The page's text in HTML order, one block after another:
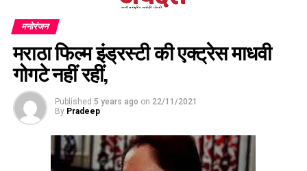
मनोरंजन
मराठा फिल्‍म इंड्रस्‍टी की एक्‍ट्रेस माधवी
गोगटे नहीं रहीं,
Published 5 years ago on 22/11/2021
By Pradeep